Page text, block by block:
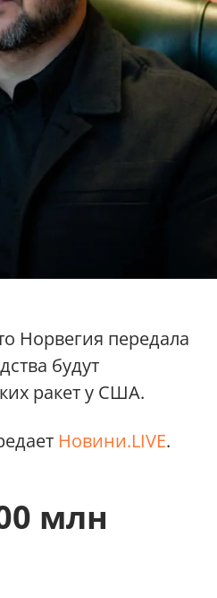
Норвегия передала
будут
ракет у США.
Новини.LIVE.
млн